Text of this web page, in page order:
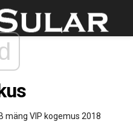
mäng VIP kogemus 2018